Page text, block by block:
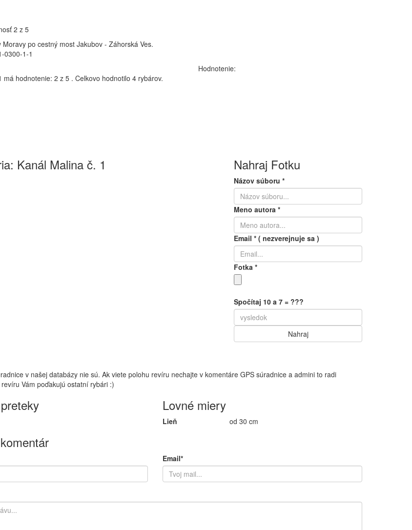
po cestný most Jakubov - Záhorská Ves.
0300-1-1
má hodnotenie: 2 z 5. Celkovo hodnotilo 4rybárov.
Hodnotenie:
Kanál Malina č. 1 Nahraj Fotku
Názov súboru*
Meno autora*
Email* ( nezverejnuje sa )
Fotka*
Spočítaj 10 a 7 = ???
v našej databázy nie sú. Ak viete polohu revíru nechajte v komentáre GPS súradnice a admini to radi
Vám poďakujú ostatní rybári :)
Lovné miery
Lieň od 30 cm
Email*